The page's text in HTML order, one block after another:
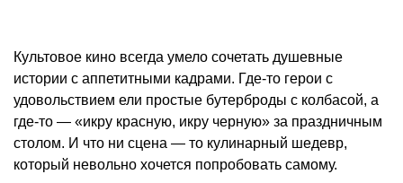
Культовое кино всегда умело сочетать душевные
истории с аппетитными кадрами. Где-то герои с
удовольствием ели простые бутерброды с колбасой, а
где-то — «икру красную, икру черную» за праздничным
столом. И что ни сцена — то кулинарный шедевр,
который невольно хочется попробовать самому.